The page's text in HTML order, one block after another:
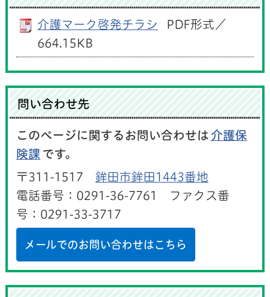
介護マーク啓発チラシ
PDF形式／
664.15KB
問い合わせ先
このページに関するお問い合わせは 介護保
険課 です。
〒311-1517 鉾田市鉾田1443番地
電話番号：0291-36-7761 ファクス番
号：0291-33-3717
メールでのお問い合わせはこちら